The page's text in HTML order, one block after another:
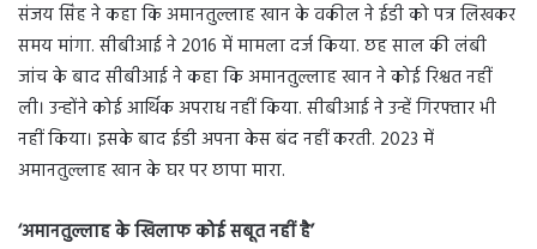
संजय सिंह ने कहा कि अमानतुल्लाह खान के वकील ने ईडी को पत्र लिखकर
समय मांगा. सीबीआई ने 2016 में मामला दर्ज किया. छह साल की लंबी
जांच के बाद सीबीआई ने कहा कि अमानतुल्लाह खान ने कोई रिश्वत नहीं
ली। उन्होंने कोई आर्थिक अपराध नहीं किया. सीबीआई ने उन्हें गिरफ्तार भी
नहीं किया। इसके बाद ईडी अपना केस बंद नहीं करती. 2023 में
अमानतुल्लाह खान के घर पर छापा मारा.
‘अमानतुल्लाह के खिलाफ कोई सबूत नहीं है’